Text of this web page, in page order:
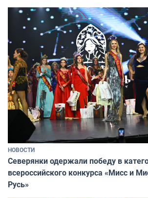
НОВОСТИ
Северянки одержали победу в
всероссийского конкурса «Мисс и
Русь»